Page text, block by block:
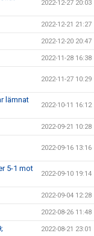
2022-12-27 20:03
2022-12-21 21:27
2022-12-20 20:47
2022-11-28 16:38
2022-11-27 10:29
lämnat
2022-10-11 16:12
2022-09-21 10:28
2022-09-16 13:16
5-1 mot
2022-09-10 19:14
2022-09-04 12:28
2022-08-26 11:48
2022-08-21 23:01